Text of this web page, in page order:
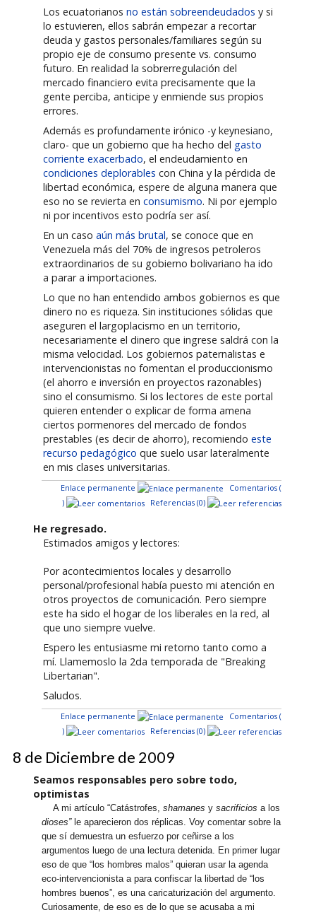
Los ecuatorianosno están sobreendeudados y si
lo estuvieren, ellos sabrán empezar a recortar
deuda y gastos personales/familiares según su
propio eje de consumo presente vs. consumo
futuro. En realidad la sobrerregulación del
mercado financiero evita precisamente que la
gente perciba, anticipe y enmiende sus propios
errores.
Además es profundamente irónico -y keynesiano,
claro- que un gobierno que ha hecho del gasto
corriente exacerbado, el endeudamiento en
condiciones deplorables con China y la pérdida de
libertad económica, espere de alguna manera que
eso no se revierta enconsumismo. Ni por ejemplo
ni por incentivos esto podría ser así.
En un casoaún más brutal, se conoce que en
Venezuela más del 70% de ingresos petroleros
extraordinarios de su gobierno bolivariano ha ido
a parar a importaciones.
Lo que no han entendido ambos gobiernos es que
dinero no es riqueza. Sin instituciones sólidas que
aseguren el largoplacismo en un territorio,
necesariamente el dinero que ingrese saldrá con la
misma velocidad. Los gobiernos paternalistas e
intervencionistas no fomentan el produccionismo
(el ahorro e inversión en proyectos razonables)
sino el consumismo. Si los lectores de este portal
quieren entender o explicar de forma amena
ciertos pormenores del mercado de fondos
prestables (es decir de ahorro), recomiendoeste
recurso pedagógico que suelo usar lateralmente
en mis clases universitarias.
Enlace permanente
Comentarios (
)
Referencias (0)
He regresado.
Estimados amigos y lectores:
Por acontecimientos locales y desarrollo
personal/profesional había puesto mi atención en
otros proyectos de comunicación. Pero siempre
este ha sido el hogar de los liberales en la red, al
que uno siempre vuelve.
Espero les entusiasme mi retorno tanto como a
mí. Llamemoslo la 2da temporada de "Breaking
Libertarian".
Saludos.
Enlace permanente
Comentarios (
)
Referencias (0)
8 de Diciembre de 2009
Seamos responsables pero sobre todo,
optimistas
A mi artículo “Catástrofes,shamanes ysacrificios a los
dioses” le aparecieron dos réplicas. Voy comentar sobre la
que sí demuestra un esfuerzo por ceñirse a los
argumentos luego de una lectura detenida. En primer lugar
eso de que “los hombres malos” quieran usar la agenda
eco-intervencionista a para confiscar la libertad de “los
hombres buenos”, es una caricaturización del argumento.
Curiosamente, de eso es de lo que se acusaba a mi